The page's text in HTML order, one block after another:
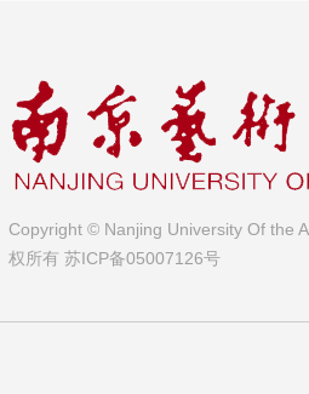
Copyright © Nanjing University Of the
权所有 苏ICP备05007126号